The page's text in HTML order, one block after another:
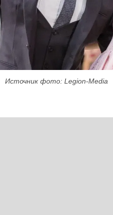
Источник фото: Legion-Media